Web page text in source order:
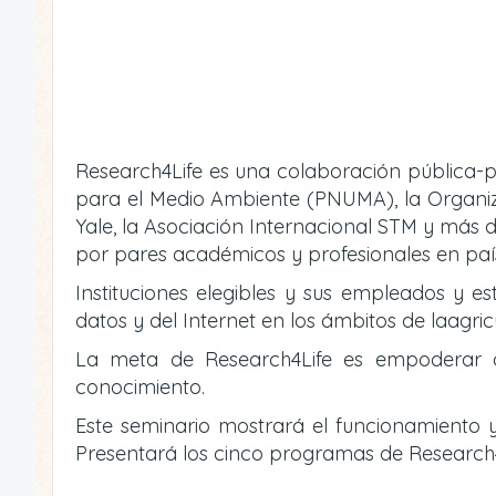
Research4Life es una colaboración
para el Medio Ambiente (PNUMA), la
Yale, la Asociación Internacional STM y
por pares académicos y profesionales en
Instituciones elegibles y sus empleados y
datos y del Internet en los ámbitos de
La meta de Research4Life es
conocimiento.
Este seminario mostrará el
Presentará los cinco programas de